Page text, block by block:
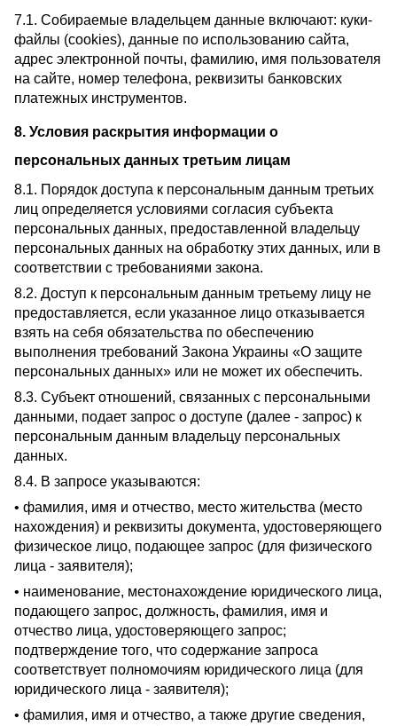
7.1. Собираемые владельцем данные включают: куки-
файлы (cookies), данные по использованию сайта,
адрес электронной почты, фамилию, имя пользователя
на сайте, номер телефона, реквизиты банковских
платежных инструментов.
8. Условия раскрытия информации о
персональных данных третьим лицам
8.1. Порядок доступа к персональным данным третьих
лиц определяется условиями согласия субъекта
персональных данных, предоставленной владельцу
персональных данных на обработку этих данных, или в
соответствии с требованиями закона.
8.2. Доступ к персональным данным третьему лицу не
предоставляется, если указанное лицо отказывается
взять на себя обязательства по обеспечению
выполнения требований Закона Украины «О защите
персональных данных» или не может их обеспечить.
8.3. Субъект отношений, связанных с персональными
данными, подает запрос о доступе (далее - запрос) к
персональным данным владельцу персональных
данных.
8.4. В запросе указываются:
• фамилия, имя и отчество, место жительства (место
нахождения) и реквизиты документа, удостоверяющего
физическое лицо, подающее запрос (для физического
лица - заявителя);
• наименование, местонахождение юридического лица,
подающего запрос, должность, фамилия, имя и
отчество лица, удостоверяющего запрос;
подтверждение того, что содержание запроса
соответствует полномочиям юридического лица (для
юридического лица - заявителя);
• фамилия, имя и отчество, а также другие сведения,